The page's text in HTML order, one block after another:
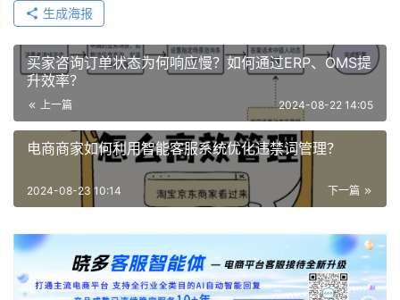
生成海报
买家咨询订单状态为何响应慢？如何通过ERP、OMS提
升效率？
上一篇 2024-08-22 14:05
电商商家如何利用智能客服系统优化违禁词管理？
下一篇
2024-08-23 10:14